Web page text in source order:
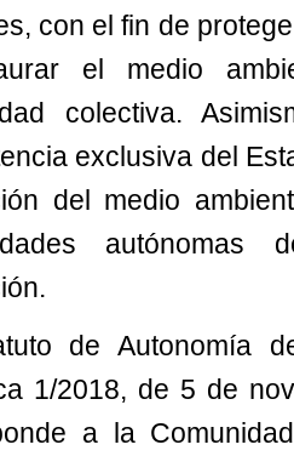
con el fin de
el medio
colectiva.
exclusiva del
del medio
autónomas
de Autonomía
1/2018, de 5 de
a la